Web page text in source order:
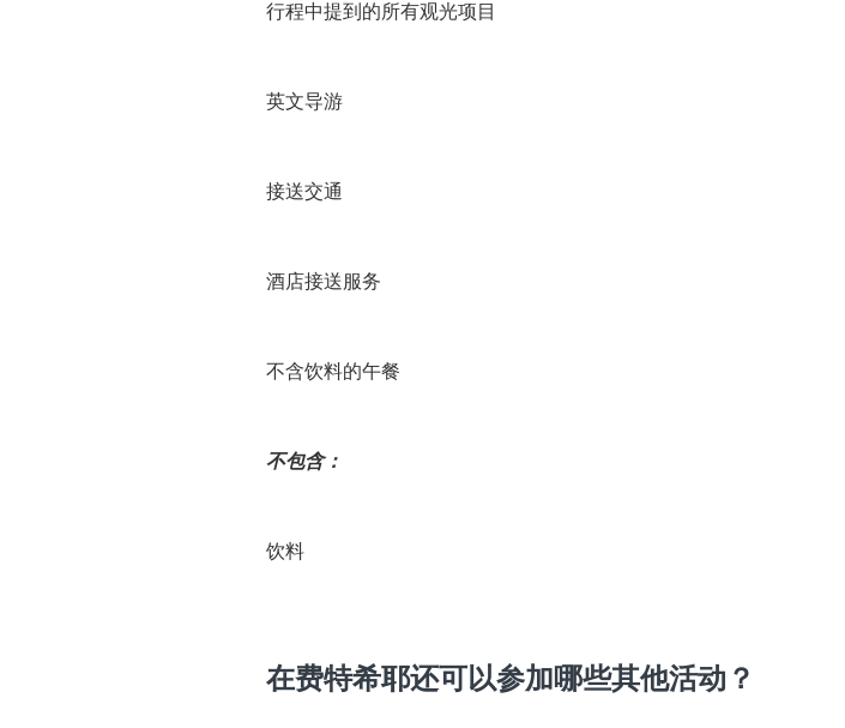
行程中提到的所有观光项目
英文导游
接送交通
酒店接送服务
不含饮料的午餐
不包含：
饮料
在费特希耶还可以参加哪些其他活动？